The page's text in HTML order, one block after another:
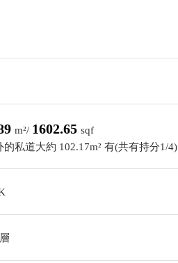
m²/ 1602.65 sqf
私道大約 102.17m² 有(共有持分1/4)